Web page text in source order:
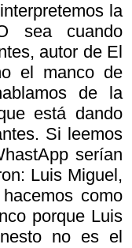
la
sea cuando
autor de El
el manco de
de la
está dando
Si leemos
serían
Luis Miguel,
como
porque Luis
no es el